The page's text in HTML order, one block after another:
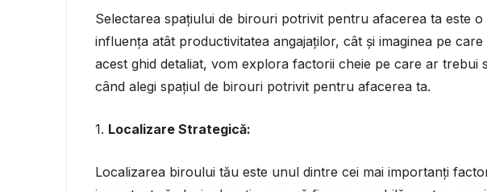
Selectarea spațiului de birouri potrivit pentru afacerea ta este
influența atât productivitatea angajaților, cât și imaginea pe
acest ghid detaliat, vom explora factorii cheie pe care ar trebui
când alegi spațiul de birouri potrivit pentru afacerea ta.
1. Localizare Strategică:
Localizarea biroului tău este unul dintre cei mai importanți